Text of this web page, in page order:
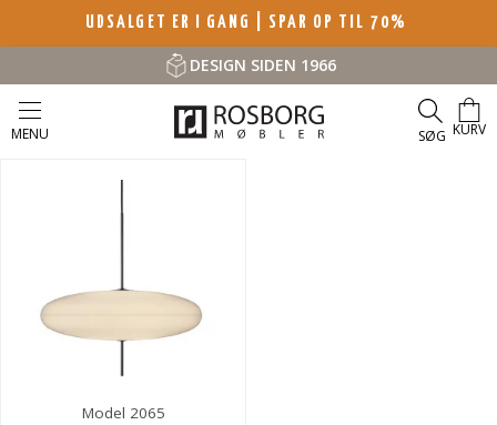
UDSALGET ER I GANG | SPAR OP TIL 70%
DESIGN SIDEN 1966
MENU SØG KURV
Model 2065